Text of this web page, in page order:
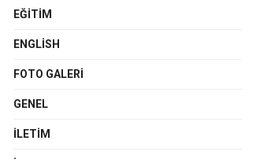
EĞITIM
ENGLISH
FOTO GALERI
GENEL
İLETIM